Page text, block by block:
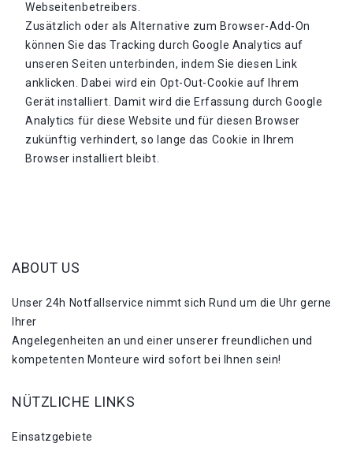
Webseitenbetreibers.
Zusätzlich oder als Alternative zum Browser-Add-On
können Sie das Tracking durch Google Analytics auf
unseren Seiten unterbinden, indem Sie diesen Link
anklicken. Dabei wird ein Opt-Out-Cookie auf Ihrem
Gerät installiert. Damit wird die Erfassung durch Google
Analytics für diese Website und für diesen Browser
zukünftig verhindert, so lange das Cookie in Ihrem
Browser installiert bleibt.
ABOUT US
Unser 24h Notfallservice nimmt sich Rund um die Uhr gerne
Ihrer
Angelegenheiten an und einer unserer freundlichen und
kompetenten Monteure wird sofort bei Ihnen sein!
NÜTZLICHE LINKS
Einsatzgebiete